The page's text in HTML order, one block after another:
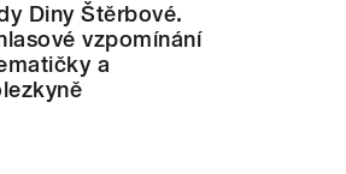
Diny Štěrbové.
vzpomínání
a